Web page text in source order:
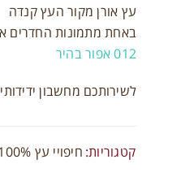
עץ אורן מקור העץ קנדה
באחת מתמונות החדרים
012 אפור בהיר
לשירותכם מחשבון ידידותי
קטגוריות: חיפויי עץ 100% טבעי 4.5 מ"מ